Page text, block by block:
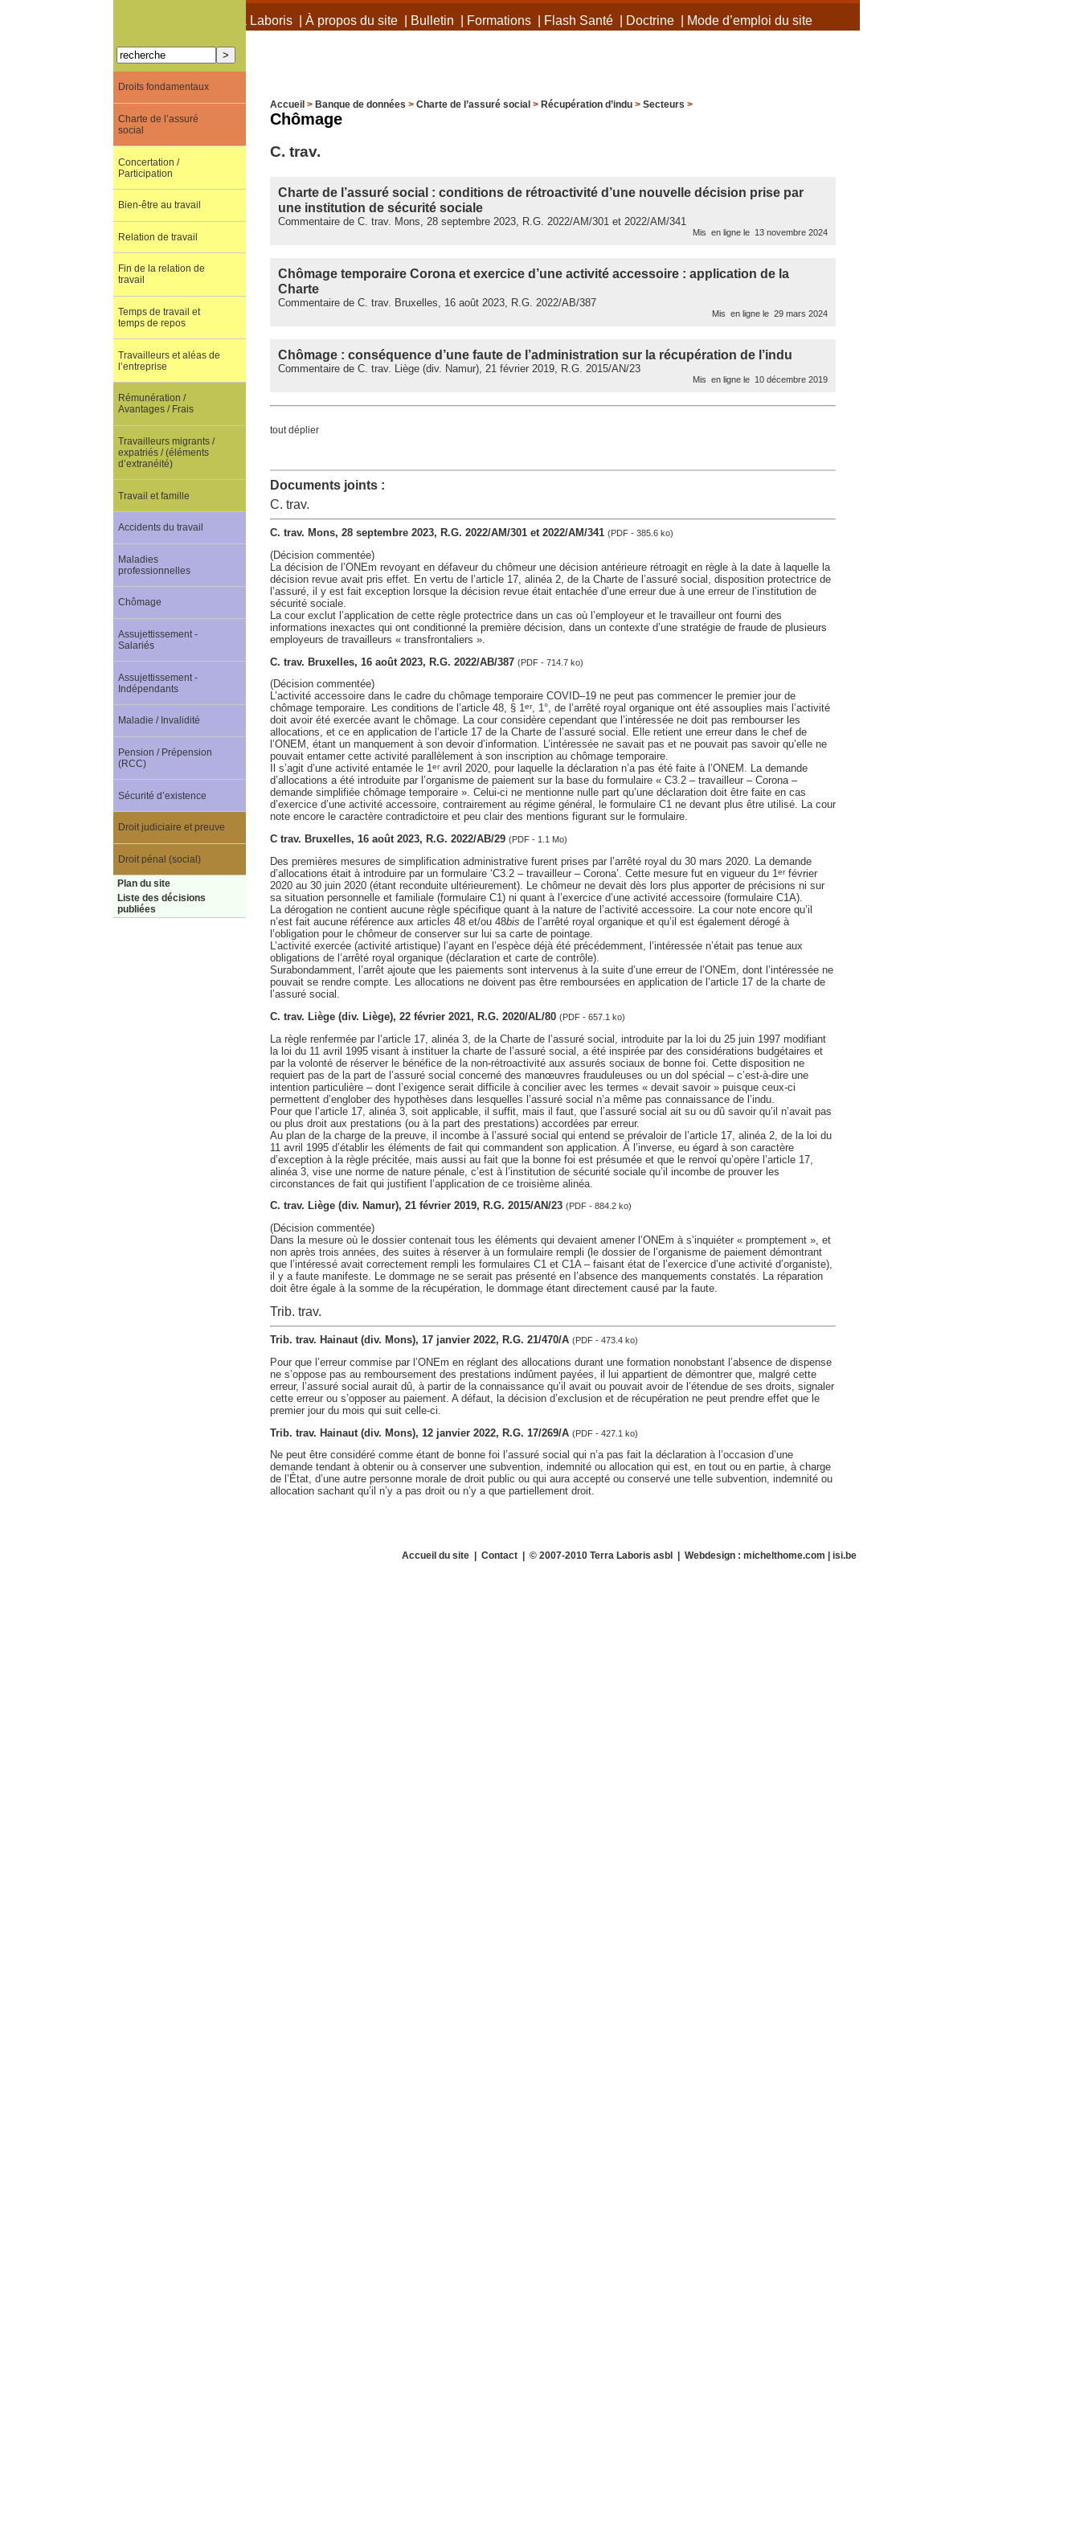
À propos de Terra Laboris| À propos du site| Bulletin Formations| Flash Santé| Doctrine| Mode d’emploi du site
Accueil > Banque de données > Charte de l’assuré social > Récupération d’indu> Secteurs >
Chômage
C. trav.
Charte de l’assuré social : conditions de rétroactivité d’une nouvelle décision prise par
une institution de sécurité sociale
Commentaire de C. trav. Mons, 28 septembre 2023, R.G. 2022/AM/301 et 2022/AM/341
Mis en ligne le 13 novembre 2024
Chômage temporaire Corona et exercice d’une activité accessoire : application de la
Charte
Commentaire de C. trav. Bruxelles, 16 août 2023, R.G. 2022/AB/387
Mis en ligne le 29 mars 2024
Chômage : conséquence d’une faute de l’administration sur la récupération de l’indu
Commentaire de C. trav. Liège (div. Namur), 21 février 2019, R.G. 2015/AN/23
Mis en ligne le 10 décembre 2019
tout déplier
Documents joints :
C. trav.
C. trav. Mons, 28 septembre 2023, R.G. 2022/AM/301 et 2022/AM/341 (PDF - 385.6 ko)
(Décision commentée)
La décision de l’ONEm revoyant en défaveur du chômeur une décision antérieure rétroagit en règle à la date à laquelle la
décision revue avait pris effet. En vertu de l’article 17, alinéa 2, de la Charte de l’assuré social, disposition protectrice de
l’assuré, il y est fait exception lorsque la décision revue était entachée d’une erreur due à une erreur de l’institution de
sécurité sociale.
La cour exclut l’application de cette règle protectrice dans un cas où l’employeur et le travailleur ont fourni des
informations inexactes qui ont conditionné la première décision, dans un contexte d’une stratégie de fraude de plusieurs
employeurs de travailleurs « transfrontaliers ».
C. trav. Bruxelles, 16 août 2023, R.G. 2022/AB/387 (PDF - 714.7 ko)
(Décision commentée)
L’activité accessoire dans le cadre du chômage temporaire COVID–19 ne peut pas commencer le premier jour de
chômage temporaire. Les conditions de l’article 48, § 1er, 1°, de l’arrêté royal organique ont été assouplies mais l’activité
doit avoir été exercée avant le chômage. La cour considère cependant que l’intéressée ne doit pas rembourser les
allocations, et ce en application de l’article 17 de la Charte de l’assuré social. Elle retient une erreur dans le chef de
l’ONEM, étant un manquement à son devoir d’information. L’intéressée ne savait pas et ne pouvait pas savoir qu’elle ne
pouvait entamer cette activité parallèlement à son inscription au chômage temporaire.
Il s’agit d’une activité entamée le 1eravril 2020, pour laquelle la déclaration n’a pas été faite à l’ONEM. La demande
d’allocations a été introduite par l’organisme de paiement sur la base du formulaire « C3.2 – travailleur – Corona –
demande simplifiée chômage temporaire ». Celui-ci ne mentionne nulle part qu’une déclaration doit être faite en cas
d’exercice d’une activité accessoire, contrairement au régime général, le formulaire C1 ne devant plus être utilisé. La cour
note encore le caractère contradictoire et peu clair des mentions figurant sur le formulaire.
C trav. Bruxelles, 16 août 2023, R.G. 2022/AB/29 (PDF - 1.1 Mo)
Des premières mesures de simplification administrative furent prises par l’arrêté royal du 30 mars 2020. La demande
d’allocations était à introduire par un formulaire ‘C3.2 – travailleur – Corona’. Cette mesure fut en vigueur du 1 erfévrier
2020 au 30 juin 2020 (étant reconduite ultérieurement). Le chômeur ne devait dès lors plus apporter de précisions ni sur
sa situation personnelle et familiale (formulaire C1) ni quant à l’exercice d’une activité accessoire (formulaire C1A).
La dérogation ne contient aucune règle spécifique quant à la nature de l’activité accessoire. La cour note encore qu’il
n’est fait aucune référence aux articles 48 et/ou 48bis de l’arrêté royal organique et qu’il est également dérogé à
l’obligation pour le chômeur de conserver sur lui sa carte de pointage.
L’activité exercée (activité artistique) l’ayant en l’espèce déjà été précédemment, l’intéressée n’était pas tenue aux
obligations de l’arrêté royal organique (déclaration et carte de contrôle).
Surabondamment, l’arrêt ajoute que les paiements sont intervenus à la suite d’une erreur de l’ONEm, dont l’intéressée ne
pouvait se rendre compte. Les allocations ne doivent pas être remboursées en application de l’article 17 de la charte de
l’assuré social.
C. trav. Liège (div. Liège), 22 février 2021, R.G. 2020/AL/80 (PDF - 657.1 ko)
La règle renfermée par l’article 17, alinéa 3, de la Charte de l’assuré social, introduite par la loi du 25 juin 1997 modifiant
la loi du 11 avril 1995 visant à instituer la charte de l’assuré social, a été inspirée par des considérations budgétaires et
par la volonté de réserver le bénéfice de la non-rétroactivité aux assurés sociaux de bonne foi. Cette disposition ne
requiert pas de la part de l’assuré social concerné des manœuvres frauduleuses ou un dol spécial – c’est-à-dire une
intention particulière – dont l’exigence serait difficile à concilier avec les termes « devait savoir » puisque ceux-ci
permettent d’englober des hypothèses dans lesquelles l’assuré social n’a même pas connaissance de l’indu.
Pour que l’article 17, alinéa 3, soit applicable, il suffit, mais il faut, que l’assuré social ait su ou dû savoir qu’il n’avait pas
ou plus droit aux prestations (ou à la part des prestations) accordées par erreur.
Au plan de la charge de la preuve, il incombe à l’assuré social qui entend se prévaloir de l’article 17, alinéa 2, de la loi du
11 avril 1995 d’établir les éléments de fait qui commandent son application. À l’inverse, eu égard à son caractère
d’exception à la règle précitée, mais aussi au fait que la bonne foi est présumée et que le renvoi qu’opère l’article 17,
alinéa 3, vise une norme de nature pénale, c’est à l’institution de sécurité sociale qu’il incombe de prouver les
circonstances de fait qui justifient l’application de ce troisième alinéa.
C. trav. Liège (div. Namur), 21 février 2019, R.G. 2015/AN/23 (PDF - 884.2 ko)
(Décision commentée)
Dans la mesure où le dossier contenait tous les éléments qui devaient amener l’ONEm à s’inquiéter « promptement », et
non après trois années, des suites à réserver à un formulaire rempli (le dossier de l’organisme de paiement démontrant
que l’intéressé avait correctement rempli les formulaires C1 et C1A – faisant état de l’exercice d’une activité d’organiste),
il y a faute manifeste. Le dommage ne se serait pas présenté en l’absence des manquements constatés. La réparation
doit être égale à la somme de la récupération, le dommage étant directement causé par la faute.
Trib. trav.
Trib. trav. Hainaut (div. Mons), 17 janvier 2022, R.G. 21/470/A (PDF - 473.4 ko)
Pour que l’erreur commise par l’ONEm en réglant des allocations durant une formation nonobstant l’absence de dispense
ne s’oppose pas au remboursement des prestations indûment payées, il lui appartient de démontrer que, malgré cette
erreur, l’assuré social aurait dû, à partir de la connaissance qu’il avait ou pouvait avoir de l’étendue de ses droits, signaler
cette erreur ou s’opposer au paiement. A défaut, la décision d’exclusion et de récupération ne peut prendre effet que le
premier jour du mois qui suit celle-ci.
Trib. trav. Hainaut (div. Mons), 12 janvier 2022, R.G. 17/269/A (PDF - 427.1 ko)
Ne peut être considéré comme étant de bonne foi l’assuré social qui n’a pas fait la déclaration à l’occasion d’une
demande tendant à obtenir ou à conserver une subvention, indemnité ou allocation qui est, en tout ou en partie, à charge
de l’État, d’une autre personne morale de droit public ou qui aura accepté ou conservé une telle subvention, indemnité ou
allocation sachant qu’il n’y a pas droit ou n’y a que partiellement droit.
Droits fondamentaux
Charte de l’assuré
social
Concertation /
Participation
Bien-être au travail
Relation de travail
Fin de la relation de
travail
Temps de travail et
temps de repos
Travailleurs et aléas de
l’entreprise
Rémunération /
Avantages / Frais
Travailleurs migrants /
expatriés / (éléments
d’extranéité)
Travail et famille
Accidents du travail
Maladies
professionnelles
Chômage
Assujettissement -
Salariés
Assujettissement -
Indépendants
Maladie / Invalidité
Pension / Prépension
(RCC)
Sécurité d’existence
Droit judiciaire et preuve
Droit pénal (social)
Plan du site
Liste des décisions
publiées
Accueil du site| Contact| © 2007-2010 Terra Laboris asbl | Webdesign : michelthome.com | isi.be